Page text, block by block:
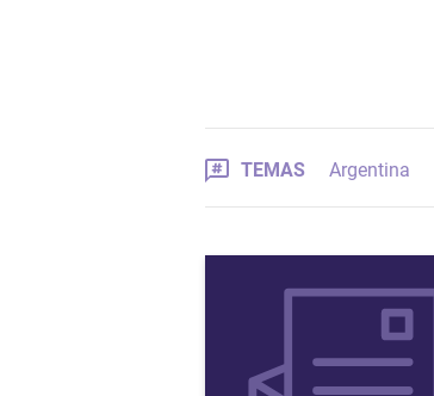
TEMAS Argentina